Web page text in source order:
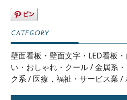
壁面看板・壁面文字・LED看板
い・おしゃれ・クール/金属系
ク系/ 医療，福祉・サービス業 /